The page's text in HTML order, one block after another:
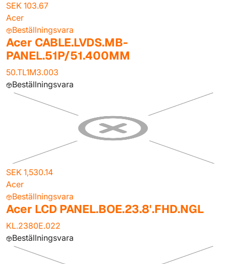
SEK 103.67
Acer
Beställningsvara
Acer CABLE.LVDS.MB-
PANEL.51P/51.400MM
50.TL1M3.003
Beställningsvara
SEK 1,530.14
Acer
Beställningsvara
Acer LCD PANEL.BOE.23.8'.FHD.NGL
KL.2380E.022
Beställningsvara